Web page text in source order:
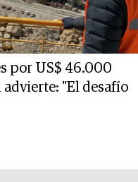
por US$ 46.000
"El desafío